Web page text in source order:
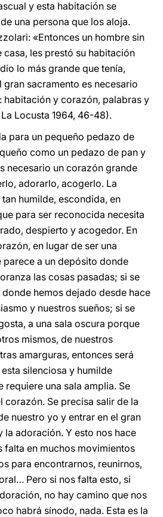
y esta habitación se
una persona que los aloja.
«Entonces un hombre sin
casa, les prestó su habitación
lo más grande que tenía,
sacramento es necesario
habitación y corazón, palabras y
La Locusta 1964, 46-48).
para un pequeño pedazo de
como un pedazo de pan y
necesario un corazón grande
adorarlo, acogerlo. La
humilde, escondida, en
para ser reconocida necesita
despierto y acogedor. En
en lugar de ser una
parece a un depósito donde
las cosas pasadas; si se
donde hemos dejado desde hace
y nuestros sueños; si se
a una sala oscura porque
mismos, de nuestros
amarguras, entonces será
silenciosa y humilde
requiere una sala amplia. Se
corazón. Se precisa salir de la
nuestro yo y entrar en el gran
la adoración. Y esto nos hace
falta en muchos movimientos
para encontrarnos, reunirnos,
Pero si nos falta esto, si
no hay camino que nos
habrá sínodo, nada. Esta es la